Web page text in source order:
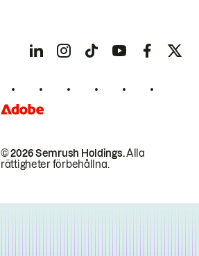
© 2026 Semrush Holdings.Alla
rättigheter förbehållna.